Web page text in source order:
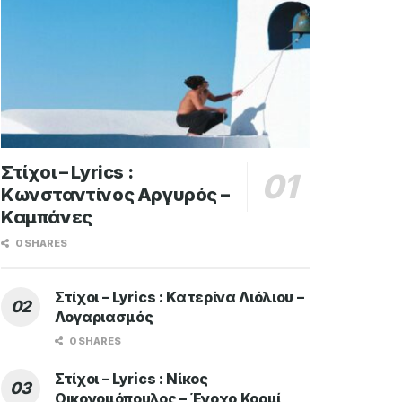
Στίχοι – Lyrics :
Κωνσταντίνος Αργυρός –
Καμπάνες
0 SHARES
Στίχοι – Lyrics : Κατερίνα Λιόλιου –
Λογαριασμός
0 SHARES
Στίχοι – Lyrics : Νίκος
Οικονομόπουλος – Ένοχο Κορμί